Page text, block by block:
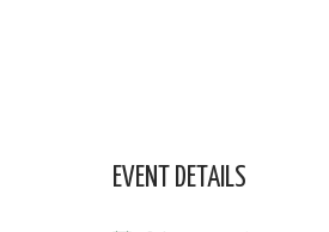
EVENT DETAILS